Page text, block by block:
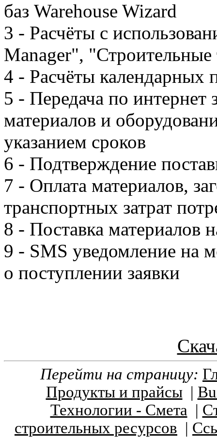
баз Warehouse Wizard
3 - Расчёты с
Manager",
4 - Расчёты
5 - Передача по интернет
материалов и
указанием сроков
6 - Подтверждение
7 - Оплата материалов,
транспортных затрат
8 - Поставка материалов
9 - SMS уведомление на
о поступлении заявки
Перейти на страницу:
Продукты и прайсы|
Технологии - Смета |
строительных ресурсов |